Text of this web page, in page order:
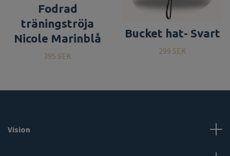
Fodrad
träningströja
Nicole Marinblå
395 SEK
Bucket hat- Svart
299 SEK
Vision